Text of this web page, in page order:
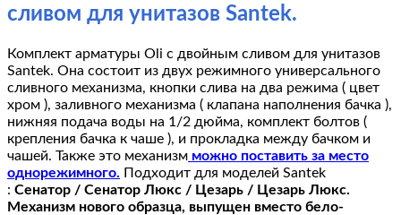
сливом для унитазов Santek.
Комплект арматуры Oli с двойным сливом для унитазов
Santek. Она состоит из двух режимного универсального
сливного механизма, кнопки слива на два режима ( цвет
хром ), заливного механизма ( клапана наполнения бачка ),
нижняя подача воды на 1/2 дюйма, комплект болтов (
крепления бачка к чаше ), и прокладка между бачком и
чашей. Также это механизм можно поставить за место
однорежимного. Подходит для моделей Santek
: Сенатор / Сенатор Люкс / Цезарь / Цезарь Люкс.
Механизм нового образца, выпущен вместо бело-